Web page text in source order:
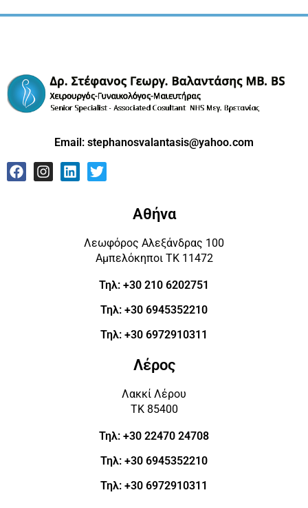
Email: stephanosvalantasis@yahoo.com
Αθήνα
Λεωφόρος Αλεξάνδρας 100
Αμπελόκηποι ΤΚ 11472
Τηλ: +30 210 6202751
Τηλ: +30 6945352210
Τηλ: +30 6972910311
Λέρος
Λακκί Λέρου
ΤΚ 85400
Τηλ: +30 22470 24708
Τηλ: +30 6945352210
Τηλ: +30 6972910311